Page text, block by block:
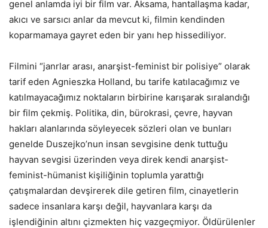
genel anlamda iyi bir film var. Aksama, hantallaşma kadar,
akıcı ve sarsıcı anlar da mevcut ki, filmin kendinden
koparmamaya gayret eden bir yanı hep hissediliyor.
Filmini “janrlar arası, anarşist-feminist bir polisiye” olarak
tarif eden Agnieszka Holland, bu tarife katılacağımız ve
katılmayacağımız noktaların birbirine karışarak sıralandığı
bir film çekmiş. Politika, din, bürokrasi, çevre, hayvan
hakları alanlarında söyleyecek sözleri olan ve bunları
genelde Duszejko’nun insan sevgisine denk tuttuğu
hayvan sevgisi üzerinden veya direk kendi anarşist-
feminist-hümanist kişiliğinin toplumla yarattığı
çatışmalardan devşirerek dile getiren film, cinayetlerin
sadece insanlara karşı değil, hayvanlara karşı da
işlendiğinin altını çizmekten hiç vazgeçmiyor. Öldürülenler